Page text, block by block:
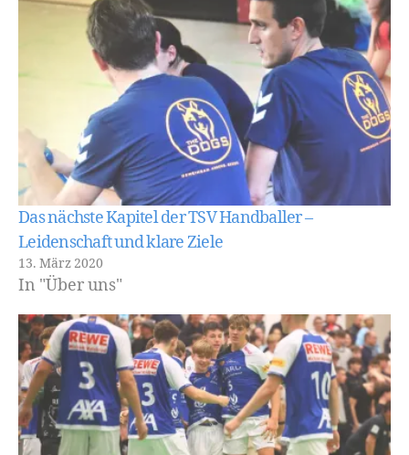
Das nächste Kapitel der TSV Handballer –
Leidenschaft und klare Ziele
13. März 2020
In "Über uns"